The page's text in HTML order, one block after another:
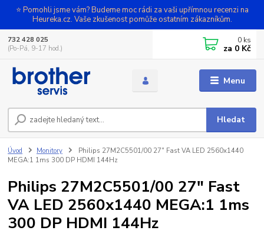
⭐ Pomohli jsme vám? Budeme moc rádi za vaši upřímnou recenzi na
Heureka.cz. Vaše zkušenost pomůže ostatním zákazníkům.
Menu
Hledat
732 428 025
(Po-Pá, 9-17 hod.)
0 ks
za 0 Kč
Úvod Monitory
Philips 27M2C5501/00 27" Fast VA LED 2560x1440
MEGA:1 1ms 300 DP HDMI 144Hz
Philips 27M2C5501/00 27" Fast
VA LED 2560x1440 MEGA:1 1ms
300 DP HDMI 144Hz